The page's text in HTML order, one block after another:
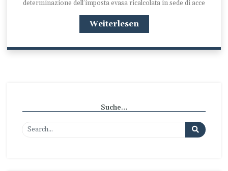
determinazione dell’imposta evasa ricalcolata in sede di acce
Weiterlesen
Suche…